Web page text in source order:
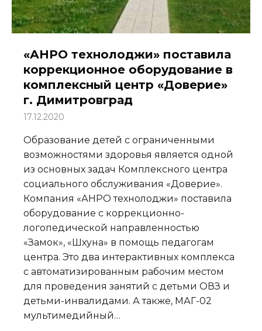
«АНРО технолоджи» поставила
коррекционное оборудование в
комплексный центр «Доверие»
г. Димитровград
17.12.2020
Образование детей с ограниченными
возможностями здоровья является одной
из основных задач Комплексного центра
социального обслуживания «Доверие».
Компания «АНРО технолоджи» поставила
оборудование с коррекционно-
логопедической направленностью
«Замок», «Шхуна» в помощь педагогам
центра. Это два интерактивных комплекса
с автоматизированным рабочим местом
для проведения занятий с детьми ОВЗ и
детьми-инвалидами. А также, МАГ-02
мультимедийный…